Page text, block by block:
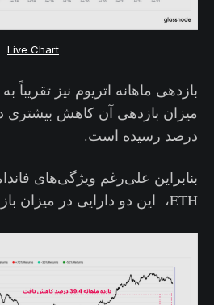
Live Chart
بازدهی ماهانه اتریوم نیز تقریباً
درصد رسیده است.
ETH، این دو دارایی در میزان بازدهی همبستگی دارند.